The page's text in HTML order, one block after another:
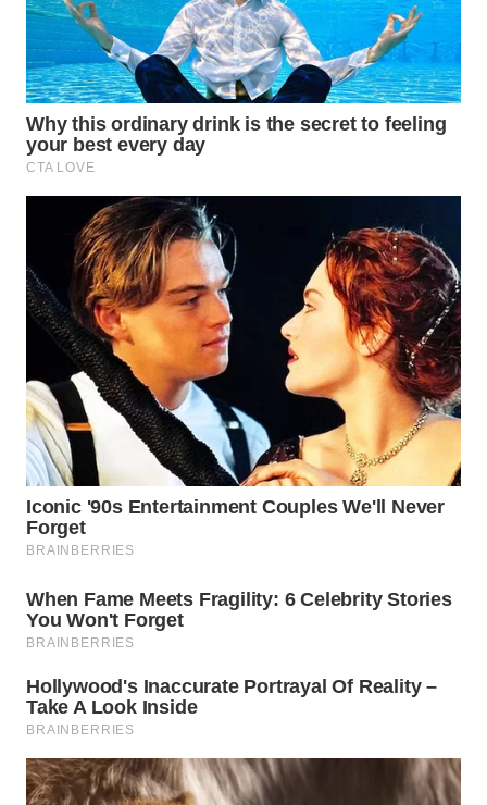
WN
SUMEDANG
WN
CIANJUR
KEPULAUAN
SERIBU
WN
TANGERANG
WN
BINJAI
WN
CIREBON
WN
WN
WN
MAJALENGKA
WN